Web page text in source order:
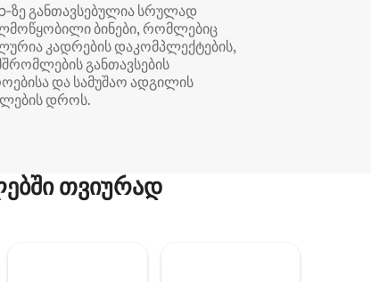
განთავსებულია სრულად
ბინები, რომლებიც
კადრების დაკომპლექტების,
განთავსების
და სამუშაო ადგილის
დროს.
თვიურად